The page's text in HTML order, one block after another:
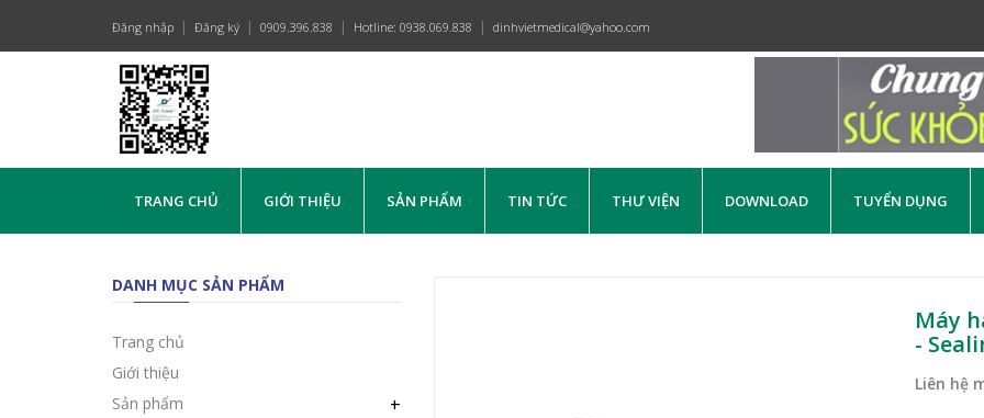
Đăng nhập Đăng ký 0909.396.838 Hotline: 0938.069.838 dinhvietmedical@yahoo.com
TRANG CHỦ GIỚI THIỆU SẢN PHẨM TIN TỨC THƯ VIỆN DOWNLOAD TUYỂN DỤNG
DANH MỤC SẢN PHẨM
Trang chủ
Giới thiệu
Sản phẩm
+
Máy
-
Liên hệ